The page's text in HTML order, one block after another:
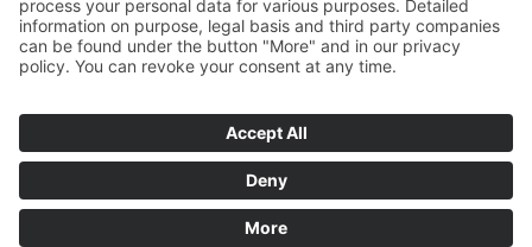
Tel.: 0 20 43 / 9 73 70
info@pieper-freizeit.de